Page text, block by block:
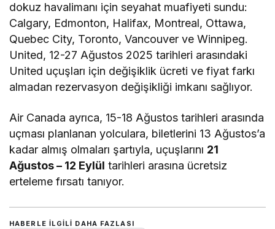
dokuz havalimanı için seyahat muafiyeti sundu:
Calgary, Edmonton, Halifax, Montreal, Ottawa,
Quebec City, Toronto, Vancouver ve Winnipeg.
United, 12-27 Ağustos 2025 tarihleri arasındaki
United uçuşları için değişiklik ücreti ve fiyat farkı
almadan rezervasyon değişikliği imkanı sağlıyor.
Air Canada ayrıca, 15-18 Ağustos tarihleri arasında
uçması planlanan yolculara, biletlerini 13 Ağustos’a
kadar almış olmaları şartıyla, uçuşlarını 21
Ağustos – 12 Eylül tarihleri arasına ücretsiz
erteleme fırsatı tanıyor.
HABERLE ILGILI DAHA FAZLASI